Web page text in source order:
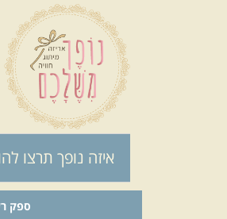
איזה נופך תרצו
ספק